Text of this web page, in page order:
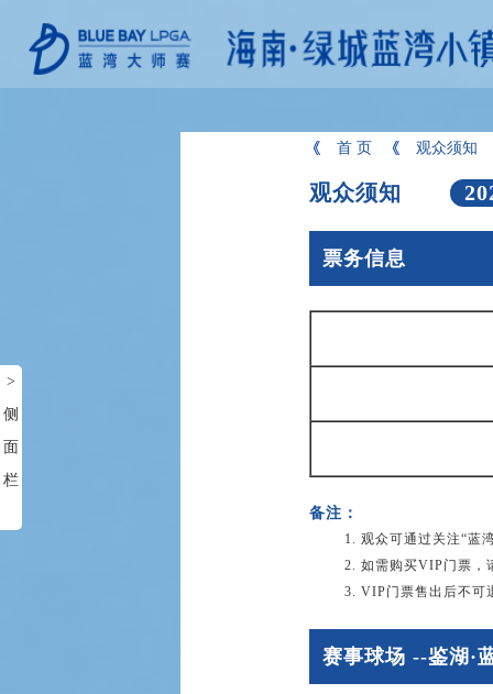
首 页 观众须知
观众须知
票务信息
备注：
1. 观众可通过关注“蓝
2. 如需购买VIP门票，
3. VIP门票售出后不可
赛事球场 --鉴湖·
>
侧
面
栏